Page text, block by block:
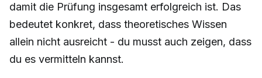
damit die Prüfung insgesamt erfolgreich ist. Das
bedeutet konkret, dass theoretisches Wissen
allein nicht ausreicht - du musst auch zeigen, dass
du es vermitteln kannst.